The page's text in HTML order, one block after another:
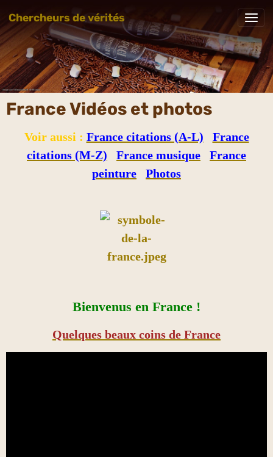
Chercheurs de vérités
France Vidéos et photos
Voir aussi : France citations (A-L)
France
citations (M-Z)
France musique
France
peinture
Photos
Bienvenus en France !
Quelques beaux coins de France